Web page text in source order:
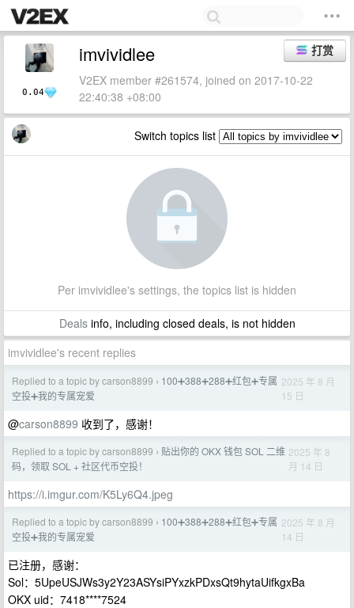
0.04
打赏
imvividlee
V2EX member #261574, joined on 2017-10-22
22:40:38 +08:00
Switch topics list
Per imvividlee's settings, the topics list is hidden
Dealsinfo, including closed deals, is not hidden
imvividlee's recent replies
Replied to a topic by carson8899 › 100➕388➕288➕红包➕专属
空投➕我的专属宠爱
2025 年 8 月
15 日
@carson8899 收到了，感谢！
Replied to a topic by carson8899 › 贴出你的 OKX 钱包 SOL 二维
码，领取 SOL + 社区代币空投！
2025 年 8
月 14 日
https://i.imgur.com/K5Ly6Q4.jpeg
Replied to a topic by carson8899 › 100➕388➕288➕红包➕专属
空投➕我的专属宠爱
2025 年 8 月
14 日
已注册，感谢：
Sol：5UpeUSJWs3y2Y23ASYsiPYxzkPDxsQt9hytaUifkgxBa
OKX uid：7418****7524